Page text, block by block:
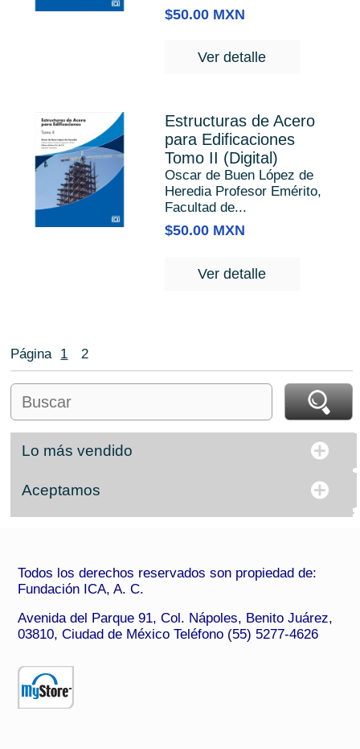
$50.00 MXN
Ver detalle
Estructuras de Acero
para Edificaciones
Tomo II (Digital)
Oscar de Buen López de
Heredia Profesor Emérito,
Facultad de...
$50.00 MXN
Ver detalle
Página 1 2
Lo más vendido
Aceptamos
Todos los derechos reservados son propiedad de:
Fundación ICA, A. C.
Avenida del Parque 91, Col. Nápoles, Benito Juárez,
03810, Ciudad de México Teléfono (55) 5277-4626